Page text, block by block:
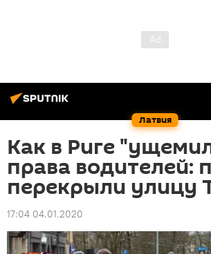
Латвия
Как в Риге
права водителей:
перекрыли улицу
17:04 04.01.2020